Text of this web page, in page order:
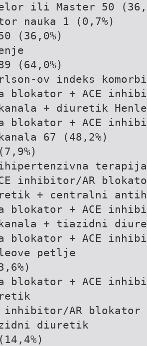
ili Master 50
nauka 1 (0,7%)
(36,0%)
(64,0%)
ov indeks
blokator + ACE
+ diuretik
blokator + ACE
67 (48,2%)
inhibitor/AR
+ centralni
blokator + ACE
kanala + tiazidni
blokator + ACE
petlje
blokator + ACE
inhibitor/AR blokator
diuretik